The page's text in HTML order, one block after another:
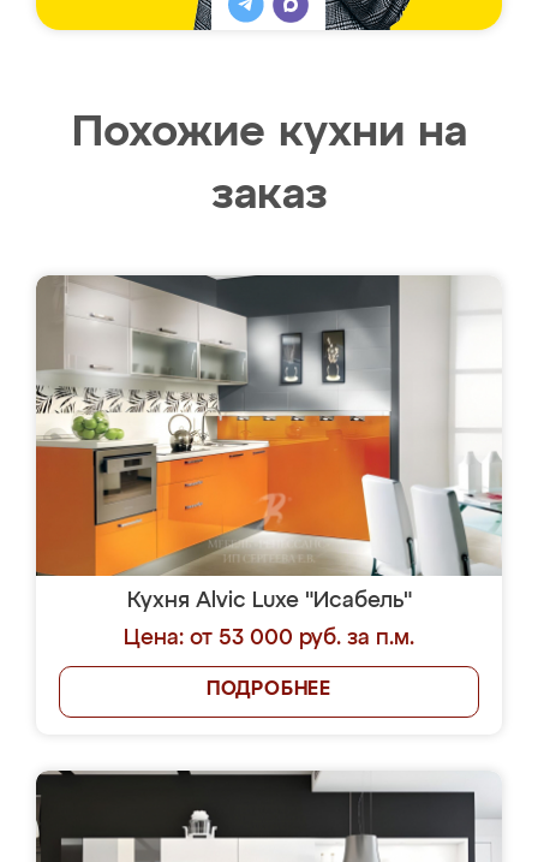
Похожие кухни на
заказ
Кухня Alvic Luxe "Исабель"
Цена: от 53 000 руб. за п.м.
ПОДРОБНЕЕ